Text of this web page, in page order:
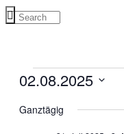
Veranstaltungen
für
2.
August
02.08.2025
wählen.
Ganztägig